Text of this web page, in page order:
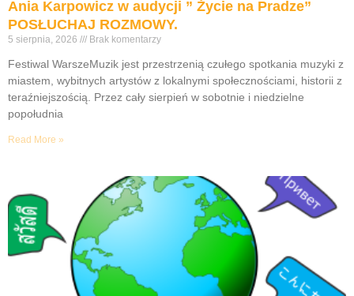
Ania Karpowicz w audycji ” Życie na Pradze”
POSŁUCHAJ ROZMOWY.
5 sierpnia, 2026 Brak komentarzy
Festiwal WarszeMuzik jest przestrzenią czułego spotkania muzyki z
miastem, wybitnych artystów z lokalnymi społecznościami, historii z
teraźniejszością. Przez cały sierpień w sobotnie i niedzielne
popołudnia
Read More »